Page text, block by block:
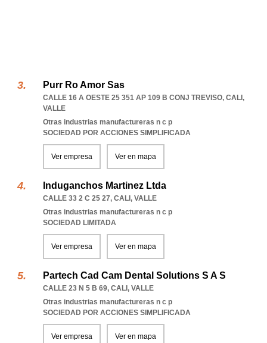
Purr Ro Amor Sas
CALLE 16 A OESTE 25 351 AP 109 B CONJ TREVISO, CALI ,
VALLE
Otras industrias manufactureras n c p
SOCIEDAD POR ACCIONES SIMPLIFICADA
Ver empresa Ver en mapa
Induganchos Martinez Ltda
CALLE 33 2 C 25 27, CALI , VALLE
Otras industrias manufactureras n c p
SOCIEDAD LIMITADA
Ver empresa Ver en mapa
Partech Cad Cam Dental Solutions S A S
CALLE 23 N 5 B 69, CALI , VALLE
Otras industrias manufactureras n c p
SOCIEDAD POR ACCIONES SIMPLIFICADA
Ver empresa Ver en mapa